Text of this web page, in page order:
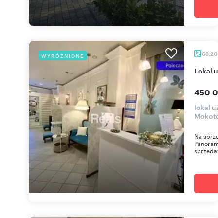
WYRÓŻNIONE 68,20
lokal
450
lokal
Na